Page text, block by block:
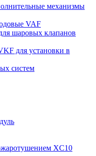
механизмы
VAF
шаровых клапанов
для установки в
систем
XC10